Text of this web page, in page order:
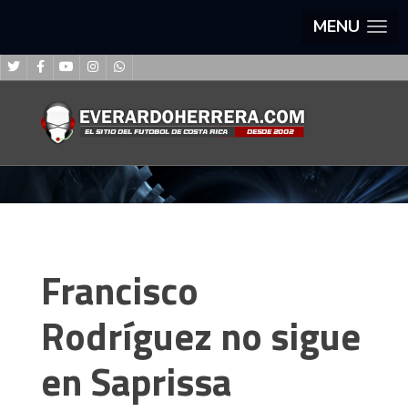
MENU
Francisco
Rodríguez no sigue
en Saprissa